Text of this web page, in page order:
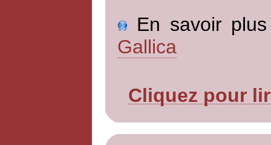
En savoir
Gallica
Cliquez pour